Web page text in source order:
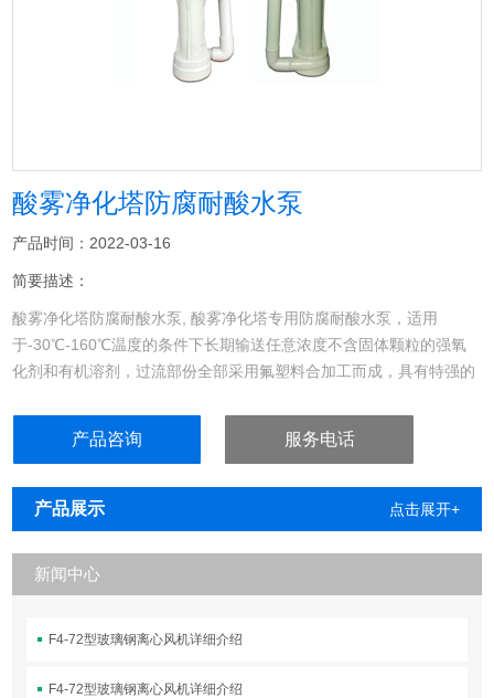
酸雾净化塔防腐耐酸水泵
产品时间：2022-03-16
简要描述：
酸雾净化塔防腐耐酸水泵, 酸雾净化塔专用防腐耐酸水泵，适用
于-30℃-160℃温度的条件下长期输送任意浓度不含固体颗粒的强氧
化剂和有机溶剂，过流部份全部采用氟塑料合加工而成，具有特强的
产品咨询 服务电话
产品展示 点击展开+
新闻中心
F4-72型玻璃钢离心风机详细介绍
F4-72型玻璃钢离心风机详细介绍